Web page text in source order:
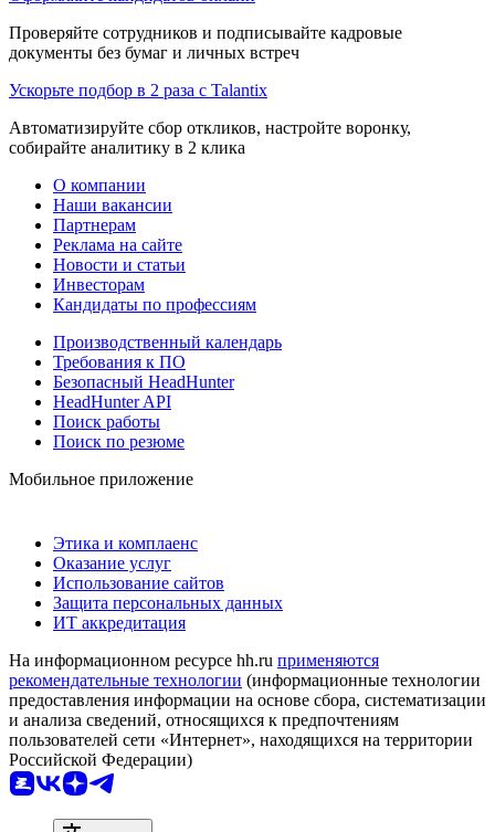
Проверяйте сотрудников и подписывайте кадровые
документы без бумаг и личных встреч
Ускорьте подбор в 2 раза с Talantix
Автоматизируйте сбор откликов, настройте воронку,
собирайте аналитику в 2 клика
О компании
Наши вакансии
Партнерам
Реклама на сайте
Новости и статьи
Инвесторам
Кандидаты по профессиям
Производственный календарь
Требования к ПО
Безопасный HeadHunter
HeadHunter API
Поиск работы
Поиск по резюме
Мобильное приложение
Этика и комплаенс
Оказание услуг
Использование сайтов
Защита персональных данных
ИТ аккредитация
На информационном ресурсе hh.ru применяются
рекомендательные технологии (информационные технологии
предоставления информации на основе сбора, систематизации
и анализа сведений, относящихся к предпочтениям
пользователей сети «Интернет», находящихся на территории
Российской Федерации)